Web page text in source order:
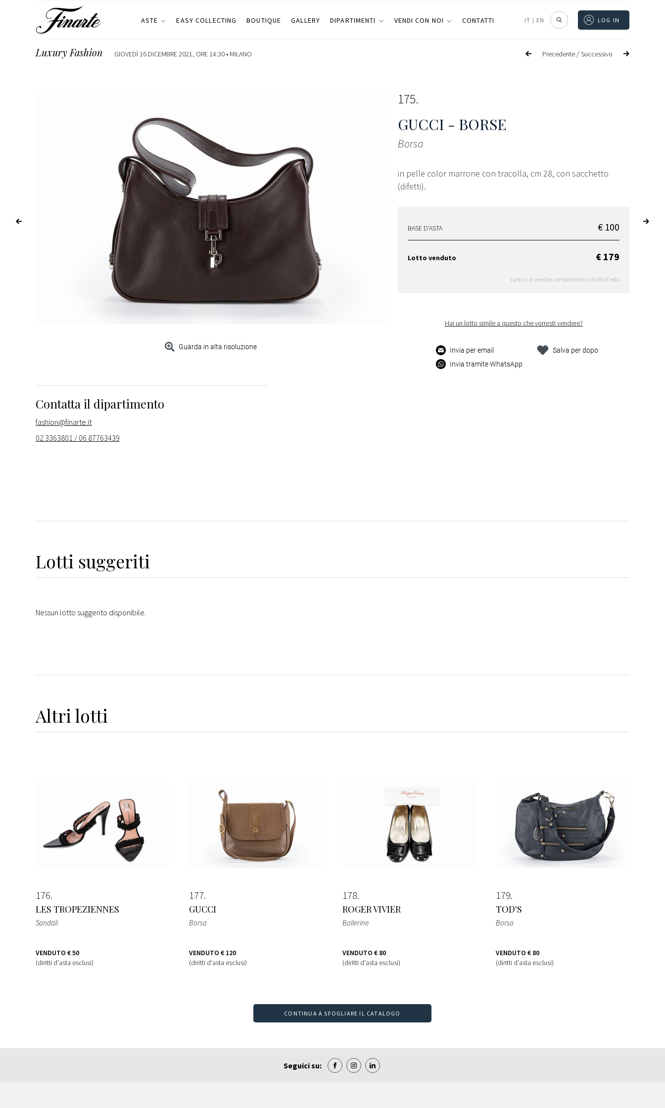
ASTE EASY COLLECTING BOUTIQUE GALLERY DIPARTIMENTI VENDI CON NOI CONTATTI IT | EN LOG IN
Precedente /Successivo
Luxury Fashion GIOVEDÌ 16 DICEMBRE 2021, ORE 14:30 • MILANO
Guarda in alta risoluzione
175
GUCCI - BORSE
Borsa
in pelle color marrone con tracolla, cm 28, con sacchetto
(difetti).
BASE D'ASTA € 100
Lotto venduto € 179
I prezzi di vendita comprendono i diritti d'asta
Hai un lotto simile a questo che vorresti vendere?
Invia per email
Invia tramite WhatsApp
Salva per dopo
Contatta il dipartimento
fashion@finarte.it
02 3363801 / 06 87763439
Lotti suggeriti
Nessun lotto suggerito disponibile.
Altri lotti
176
LES TROPEZIENNES
Sandali
VENDUTO € 50
(diritti d'asta esclusi)
177
GUCCI
Borsa
VENDUTO € 120
(diritti d'asta esclusi)
178
ROGER VIVIER
Ballerine
VENDUTO € 80
(diritti d'asta esclusi)
179
TOD'S
Borsa
VENDUTO € 80
(diritti d'asta esclusi)
CONTINUA A SFOGLIARE IL CATALOGO
Seguici su: